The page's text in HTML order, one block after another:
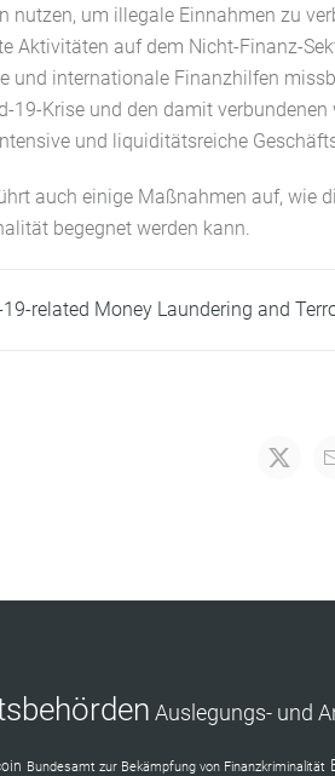
nutzen, um illegale Einnahmen zu
Aktivitäten auf dem Nicht-Finanz-
und internationale Finanzhilfen
19-Krise und den damit
und liquiditätsreiche
auch einige Maßnahmen auf, wie
begegnet werden kann.
19-related Money Laundering and
Auslegungs- und
Bundesamt zur Bekämpfung von Finanzkriminalität